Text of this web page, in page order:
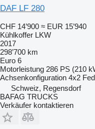
DAF LF 280
CHF 14’900 ≈ EUR 15’940
Kühlkoffer LKW
2017
298’700 km
Euro 6
Motorleistung 286 PS (210
Achsenkonfiguration 4x2
Schweiz, Regensdorf
BAFAG TRUCKS
Verkäufer kontaktieren